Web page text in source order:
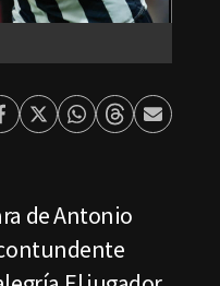
Facebook
TwitterWhatsapp
ThreadsEnviar
de Antonio